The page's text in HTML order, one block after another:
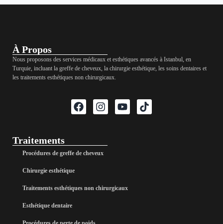
À Propos
Nous proposons des services médicaux et esthétiques avancés à Istanbul, en
Turquie, incluant la greffe de cheveux, la chirurgie esthétique, les soins dentaires et
les traitements esthétiques non chirurgicaux.
Traitements
Procédures de greffe de cheveux
Chirurgie esthétique
Traitements esthétiques non chirurgicaux
Esthétique dentaire